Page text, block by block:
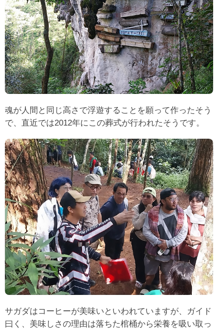
魂が人間と同じ高さで浮遊することを願って作ったそう
で、直近では2012年にこの葬式が行われたそうです。
サガダはコーヒーが美味いといわれていますが、ガイド
曰く、美味しさの理由は落ちた棺桶から栄養を吸い取っ